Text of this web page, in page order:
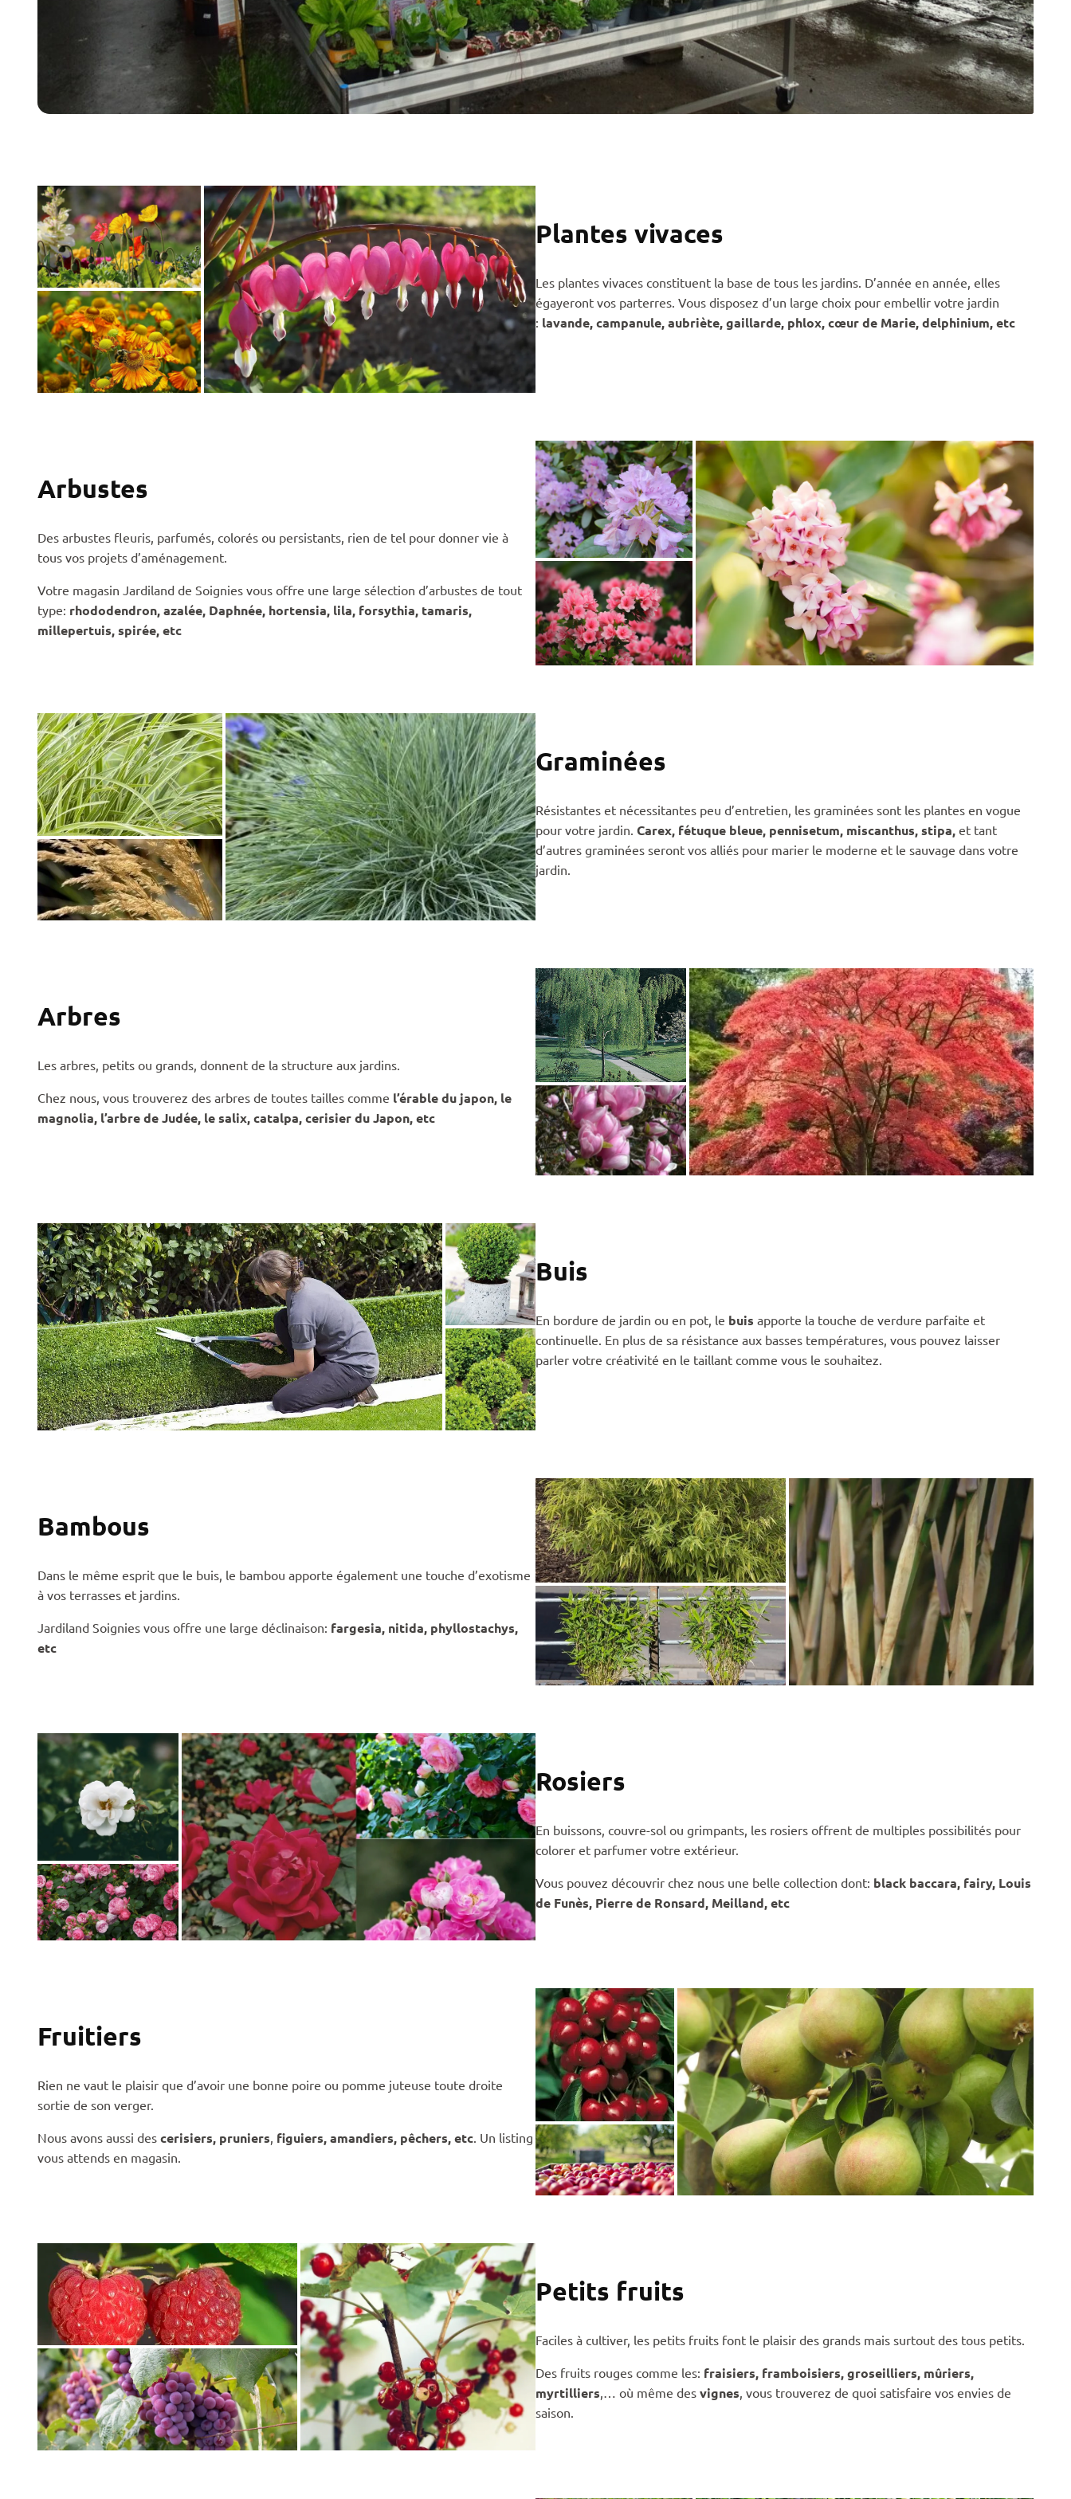
Plantes vivaces
Les plantes vivaces constituent la base de tous les jardins. D’année en année, elles
égayeront vos parterres. Vous disposez d’un large choix pour embellir votre jardin
: lavande, campanule, aubriète, gaillarde, phlox, cœur de Marie, delphinium, etc
Arbustes
Des arbustes fleuris, parfumés, colorés ou persistants, rien de tel pour donner vie à
tous vos projets d’aménagement.
Votre magasin Jardiland de Soignies vous offre une large sélection d’arbustes de tout
type: rhododendron, azalée, Daphnée, hortensia, lila, forsythia, tamaris,
millepertuis, spirée, etc
Graminées
Résistantes et nécessitantes peu d’entretien, les graminées sont les plantes en vogue
pour votre jardin. Carex, fétuque bleue, pennisetum, miscanthus,stipa, et tant
d’autres graminées seront vos alliés pour marier le moderne et le sauvage dans votre
jardin.
Arbres
Les arbres, petits ou grands, donnent de la structure aux jardins.
Chez nous, vous trouverez des arbres de toutes tailles comme l’érable du japon, le
magnolia, l’arbre de Judée, le salix, catalpa, cerisier du Japon, etc
Buis
En bordure de jardin ou en pot, le buis apporte la touche de verdure parfaite et
continuelle. En plus de sa résistance aux basses températures, vous pouvez laisser
parler votre créativité en le taillant comme vous le souhaitez.
Bambous
Dans le même esprit que le buis, le bambou apporte également une touche d’exotisme
à vos terrasses et jardins.
Jardiland Soignies vous offre une large déclinaison: fargesia, nitida, phyllostachys,
etc
Rosiers
En buissons, couvre-sol ou grimpants, les rosiers offrent de multiples possibilités pour
colorer et parfumer votre extérieur.
Vous pouvez découvrir chez nous une belle collection dont: black baccara, fairy, Louis
de Funès, Pierre de Ronsard, Meilland, etc
Fruitiers
Rien ne vaut le plaisir que d’avoir une bonne poire ou pomme juteuse toute droite
sortie de son verger.
Nous avons aussi descerisiers, pruniers, figuiers, amandiers, pêchers, etc. Un listing
vous attends en magasin.
Petits fruits
Faciles à cultiver, les petits fruits font le plaisir des grands mais surtout des tous petits.
Des fruits rouges comme les: fraisiers, framboisiers, groseilliers, mûriers,
myrtilliers,… où même des vignes, vous trouverez de quoi satisfaire vos envies de
saison.